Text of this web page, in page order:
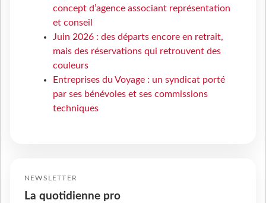
concept d’agence associant représentation
et conseil
Juin 2026 : des départs encore en retrait,
mais des réservations qui retrouvent des
couleurs
Entreprises du Voyage : un syndicat porté
par ses bénévoles et ses commissions
techniques
NEWSLETTER
La quotidienne pro